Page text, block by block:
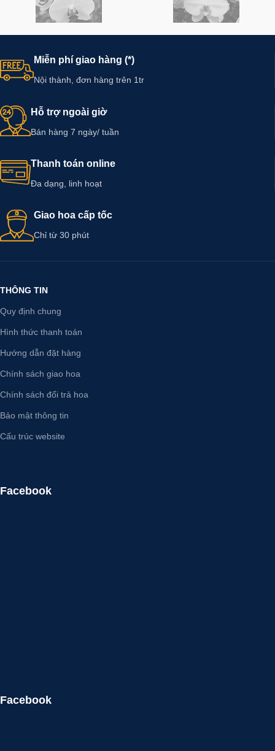
Hoa lan Sài gòn,
nhà phân phối
hoa lan hồ điệp hàng đầu tại
hoa lan thật sự độc đáo với giá
thành hợp lý nhất.
Hoa lan Sài gòn,
nhà phân phối
hoa lan hồ điệp hàng đầu tại
Miễn phí giao hàng (*)
Nội thành, đơn hàng trên 1tr
Hỗ trợ ngoài giờ
Bán hàng 7 ngày/ tuần
Thanh toán online
Đa dạng, linh hoạt
Giao hoa cấp tốc
Chỉ từ 30 phút
THÔNG TIN
Quy định chung
Hình thức thanh toán
Hướng dẫn đặt hàng
Chính sách giao hoa
Chính sách đổi trả hoa
Bảo mật thông tin
Cấu trúc website
Facebook
Facebook